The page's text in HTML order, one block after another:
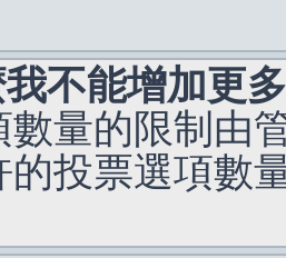
不能增加更
數量的限制由
的投票選項數